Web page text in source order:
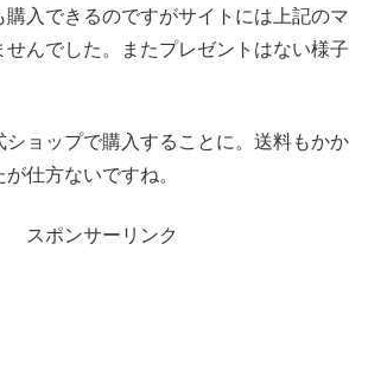
購入できるのですがサイトには上記のマ
せんでした。またプレゼントはない様子
ショップで購入することに。送料もかか
仕方ないですね。
スポンサーリンク